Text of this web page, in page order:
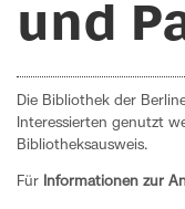
und
Die Bibliothek der
Interessierten genutzt
Bibliotheksausweis.
Für Informationen zur